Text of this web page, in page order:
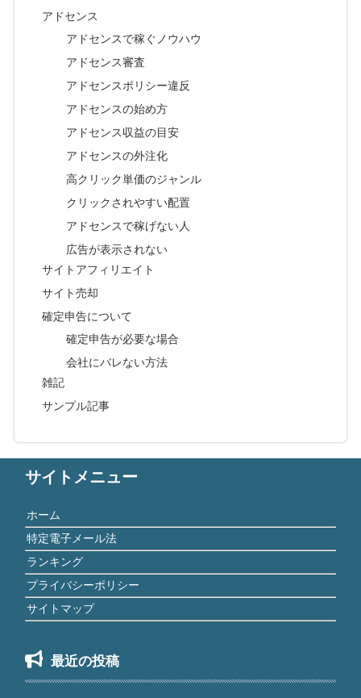
アドセンス
アドセンスで稼ぐノウハウ
アドセンス審査
アドセンスポリシー違反
アドセンスの始め方
アドセンス収益の目安
アドセンスの外注化
高クリック単価のジャンル
クリックされやすい配置
アドセンスで稼げない人
広告が表示されない
サイトアフィリエイト
サイト売却
確定申告について
確定申告が必要な場合
会社にバレない方法
雑記
サンプル記事
サイトメニュー
ホーム
特定電子メール法
ランキング
プライバシーポリシー
サイトマップ
最近の投稿